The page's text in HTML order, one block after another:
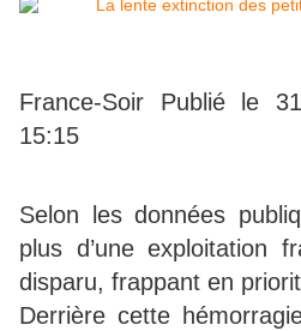
France-Soir Publié le
15:15
Selon les données
plus d’une exploitation
disparu, frappant en
Derrière cette